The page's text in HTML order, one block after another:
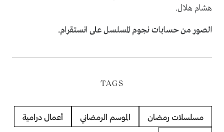
هشام هلال.
الصور من حسابات نجوم المسلسل على انستقرام.
TAGS
مسلسلات رمضان الموسم الرمضاني أعمال درامية